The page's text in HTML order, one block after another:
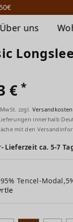
Über uns
€*
zzgl. Versandkosten
innerhalb
mit den
Lieferzeit ca. 5-7
Tencel-